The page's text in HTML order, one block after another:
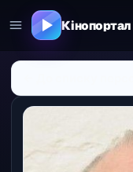
Кінопортал